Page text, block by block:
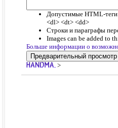
Допустимые HTML-
<dl> <dt> <dd>
Строки и параграфы
Images can be added to
Больше информации о
>